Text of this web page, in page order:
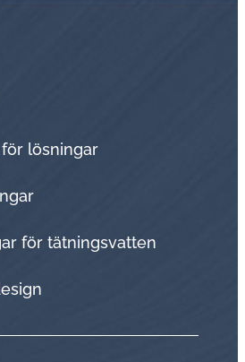
lösningar
för tätningsvatten